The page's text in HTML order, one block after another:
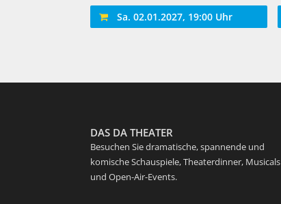
Sa. 02.01.2027, 19:00 Uhr
DAS DA THEATER
Besuchen Sie dramatische, spannende und
komische Schauspiele, Theaterdinner, Musicals
und Open-Air-Events.